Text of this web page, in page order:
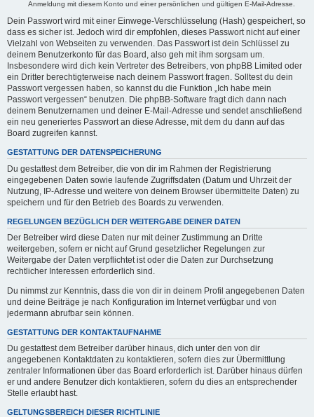
Anmeldung mit diesem Konto und einer persönlichen und gültigen E-Mail-Adresse.
Dein Passwort wird mit einer Einwege-Verschlüsselung (Hash) gespeichert, so
dass es sicher ist. Jedoch wird dir empfohlen, dieses Passwort nicht auf einer
Vielzahl von Webseiten zu verwenden. Das Passwort ist dein Schlüssel zu
deinem Benutzerkonto für das Board, also geh mit ihm sorgsam um.
Insbesondere wird dich kein Vertreter des Betreibers, von phpBB Limited oder
ein Dritter berechtigterweise nach deinem Passwort fragen. Solltest du dein
Passwort vergessen haben, so kannst du die Funktion „Ich habe mein
Passwort vergessen“ benutzen. Die phpBB-Software fragt dich dann nach
deinem Benutzernamen und deiner E-Mail-Adresse und sendet anschließend
ein neu generiertes Passwort an diese Adresse, mit dem du dann auf das
Board zugreifen kannst.
GESTATTUNG DER DATENSPEICHERUNG
Du gestattest dem Betreiber, die von dir im Rahmen der Registrierung
eingegebenen Daten sowie laufende Zugriffsdaten (Datum und Uhrzeit der
Nutzung, IP-Adresse und weitere von deinem Browser übermittelte Daten) zu
speichern und für den Betrieb des Boards zu verwenden.
REGELUNGEN BEZÜGLICH DER WEITERGABE DEINER DATEN
Der Betreiber wird diese Daten nur mit deiner Zustimmung an Dritte
weitergeben, sofern er nicht auf Grund gesetzlicher Regelungen zur
Weitergabe der Daten verpflichtet ist oder die Daten zur Durchsetzung
rechtlicher Interessen erforderlich sind.
Du nimmst zur Kenntnis, dass die von dir in deinem Profil angegebenen Daten
und deine Beiträge je nach Konfiguration im Internet verfügbar und von
jedermann abrufbar sein können.
GESTATTUNG DER KONTAKTAUFNAHME
Du gestattest dem Betreiber darüber hinaus, dich unter den von dir
angegebenen Kontaktdaten zu kontaktieren, sofern dies zur Übermittlung
zentraler Informationen über das Board erforderlich ist. Darüber hinaus dürfen
er und andere Benutzer dich kontaktieren, sofern du dies an entsprechender
Stelle erlaubt hast.
GELTUNGSBEREICH DIESER RICHTLINIE